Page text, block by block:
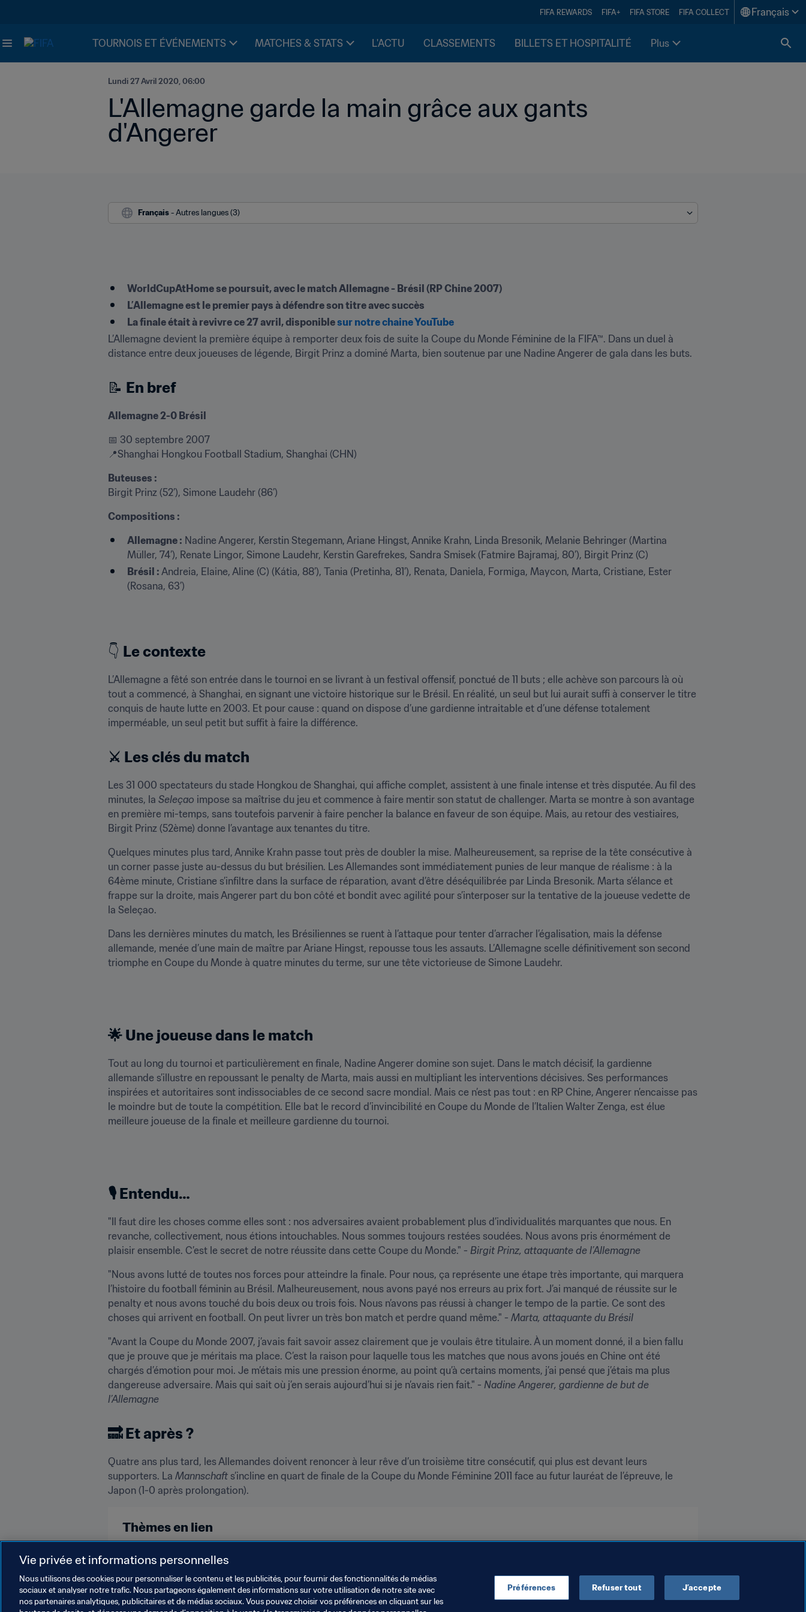
FIFA REWARDS FIFA+ FIFA STORE FIFA COLLECT Français
TOURNOIS ET ÉVÉNEMENTS MATCHES & STATS L'ACTU CLASSEMENTS BILLETS ET HOSPITALITÉ Plus
Lundi 27 Avril 2020, 06:00
L'Allemagne garde la main grâce aux gants
d'Angerer
Français - Autres langues (3)
WorldCupAtHome se poursuit, avec le match Allemagne - Brésil (RP Chine 2007)
L’Allemagne est le premier pays à défendre son titre avec succès
La finale était à revivre ce 27 avril, disponible sur notre chaine YouTube
L’Allemagne devient la première équipe à remporter deux fois de suite la Coupe du Monde Féminine de la FIFA™. Dans un duel à
distance entre deux joueuses de légende, Birgit Prinz a dominé Marta, bien soutenue par une Nadine Angerer de gala dans les buts.
📝 En bref
Allemagne 2-0 Brésil
📅 30 septembre 2007
📍Shanghai Hongkou Football Stadium, Shanghai (CHN)
Buteuses :
Birgit Prinz (52’), Simone Laudehr (86’)
Compositions :
Allemagne : Nadine Angerer, Kerstin Stegemann, Ariane Hingst, Annike Krahn, Linda Bresonik, Melanie Behringer (Martina
Müller, 74’), Renate Lingor, Simone Laudehr, Kerstin Garefrekes, Sandra Smisek (Fatmire Bajramaj, 80’), Birgit Prinz (C)
Brésil : Andreia, Elaine, Aline (C) (Kátia, 88’), Tania (Pretinha, 81’), Renata, Daniela, Formiga, Maycon, Marta, Cristiane, Ester
(Rosana, 63’)
👇 Le contexte
L’Allemagne a fêté son entrée dans le tournoi en se livrant à un festival offensif, ponctué de 11 buts ; elle achève son parcours là où
tout a commencé, à Shanghai, en signant une victoire historique sur le Brésil. En réalité, un seul but lui aurait suffi à conserver le titre
conquis de haute lutte en 2003. Et pour cause : quand on dispose d’une gardienne intraitable et d’une défense totalement
imperméable, un seul petit but suffit à faire la différence.
⚔️ Les clés du match
Les 31 000 spectateurs du stade Hongkou de Shanghai, qui affiche complet, assistent à une finale intense et très disputée. Au fil des
minutes, la Seleçao impose sa maîtrise du jeu et commence à faire mentir son statut de challenger. Marta se montre à son avantage
en première mi-temps, sans toutefois parvenir à faire pencher la balance en faveur de son équipe. Mais, au retour des vestiaires,
Birgit Prinz (52ème) donne l’avantage aux tenantes du titre.
Quelques minutes plus tard, Annike Krahn passe tout près de doubler la mise. Malheureusement, sa reprise de la tête consécutive à
un corner passe juste au-dessus du but brésilien. Les Allemandes sont immédiatement punies de leur manque de réalisme : à la
64ème minute, Cristiane s’infiltre dans la surface de réparation, avant d’être déséquilibrée par Linda Bresonik. Marta s’élance et
frappe sur la droite, mais Angerer part du bon côté et bondit avec agilité pour s’interposer sur la tentative de la joueuse vedette de
la Seleçao.
Dans les dernières minutes du match, les Brésiliennes se ruent à l’attaque pour tenter d’arracher l’égalisation, mais la défense
allemande, menée d’une main de maître par Ariane Hingst, repousse tous les assauts. L’Allemagne scelle définitivement son second
triomphe en Coupe du Monde à quatre minutes du terme, sur une tête victorieuse de Simone Laudehr.
🌟 Une joueuse dans le match
Tout au long du tournoi et particulièrement en finale, Nadine Angerer domine son sujet. Dans le match décisif, la gardienne
allemande s’illustre en repoussant le penalty de Marta, mais aussi en multipliant les interventions décisives. Ses performances
inspirées et autoritaires sont indissociables de ce second sacre mondial. Mais ce n’est pas tout : en RP Chine, Angerer n’encaisse pas
le moindre but de toute la compétition. Elle bat le record d’invincibilité en Coupe du Monde de l’Italien Walter Zenga, est élue
meilleure joueuse de la finale et meilleure gardienne du tournoi.
🎙️ Entendu…
"Il faut dire les choses comme elles sont : nos adversaires avaient probablement plus d’individualités marquantes que nous. En
revanche, collectivement, nous étions intouchables. Nous sommes toujours restées soudées. Nous avons pris énormément de
plaisir ensemble. C’est le secret de notre réussite dans cette Coupe du Monde." - Birgit Prinz, attaquante de l’Allemagne
"Nous avons lutté de toutes nos forces pour atteindre la finale. Pour nous, ça représente une étape très importante, qui marquera
l’histoire du football féminin au Brésil. Malheureusement, nous avons payé nos erreurs au prix fort. J’ai manqué de réussite sur le
penalty et nous avons touché du bois deux ou trois fois. Nous n’avons pas réussi à changer le tempo de la partie. Ce sont des
choses qui arrivent en football. On peut livrer un très bon match et perdre quand même." - Marta, attaquante du Brésil
"Avant la Coupe du Monde 2007, j’avais fait savoir assez clairement que je voulais être titulaire. À un moment donné, il a bien fallu
que je prouve que je méritais ma place. C’est la raison pour laquelle tous les matches que nous avons joués en Chine ont été
chargés d’émotion pour moi. Je m’étais mis une pression énorme, au point qu’à certains moments, j’ai pensé que j’étais ma plus
dangereuse adversaire. Mais qui sait où j’en serais aujourd’hui si je n’avais rien fait." - Nadine Angerer, gardienne de but de
l’Allemagne
🔜 Et après ?
Quatre ans plus tard, les Allemandes doivent renoncer à leur rêve d’un troisième titre consécutif, qui plus est devant leurs
supporters. La Mannschaft s’incline en quart de finale de la Coupe du Monde Féminine 2011 face au futur lauréat de l’épreuve, le
Japon (1-0 après prolongation).
Thèmes en lien
Compétitions FIFA Germany
Vie privée et informations personnelles
Nous utilisons des cookies pour personnaliser le contenu et les publicités, pour fournir des fonctionnalités de médias
sociaux et analyser notre trafic. Nous partageons également des informations sur votre utilisation de notre site avec
nos partenaires analytiques, publicitaires et de médias sociaux. Vous pouvez choisir vos préférences en cliquant sur les
Préférences Refuser tout J’accepte